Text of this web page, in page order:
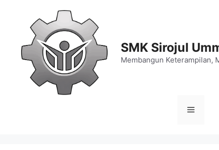
SMK Sirojul
Membangun Keterampilan,
Menu